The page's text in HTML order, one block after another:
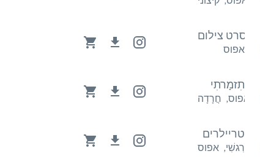
סרט צילום
אפוס
תִזמָרתִי
אפוס, חֲרָדָה
טריילרים
רִגשִׁי, אפוס